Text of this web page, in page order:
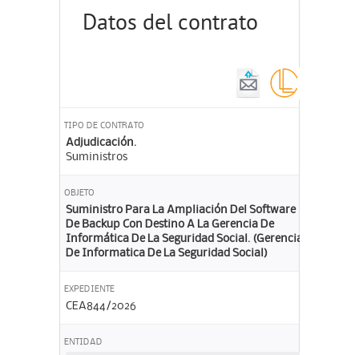
Datos del contrato
TIPO DE CONTRATO
Adjudicación.
Suministros
OBJETO
Suministro Para La Ampliación Del Software
De Backup Con Destino A La Gerencia De
Informática De La Seguridad Social. (Gerencia
De Informatica De La Seguridad Social)
EXPEDIENTE
CEA844/2026
ENTIDAD